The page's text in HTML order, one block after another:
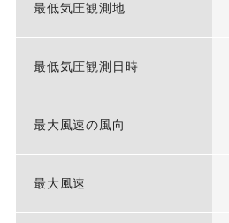
最低気圧観測地
最低気圧観測日時
最大風速の風向
最大風速